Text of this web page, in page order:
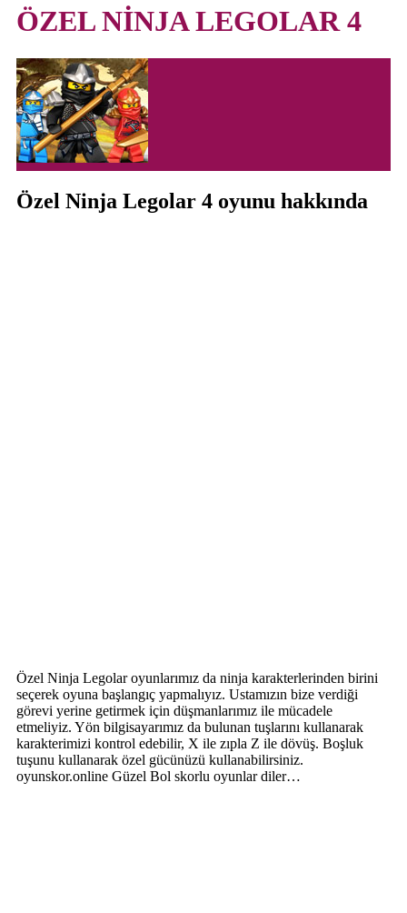
ÖZEL NİNJA LEGOLAR 4
Özel Ninja Legolar 4 oyunu hakkında
Özel Ninja Legolar oyunlarımız da ninja karakterlerinden birini
seçerek oyuna başlangıç yapmalıyız. Ustamızın bize verdiği
görevi yerine getirmek için düşmanlarımız ile mücadele
etmeliyiz. Yön bilgisayarımız da bulunan tuşlarını kullanarak
karakterimizi kontrol edebilir, X ile zıpla Z ile dövüş. Boşluk
tuşunu kullanarak özel gücünüzü kullanabilirsiniz.
oyunskor.online Güzel Bol skorlu oyunlar diler…